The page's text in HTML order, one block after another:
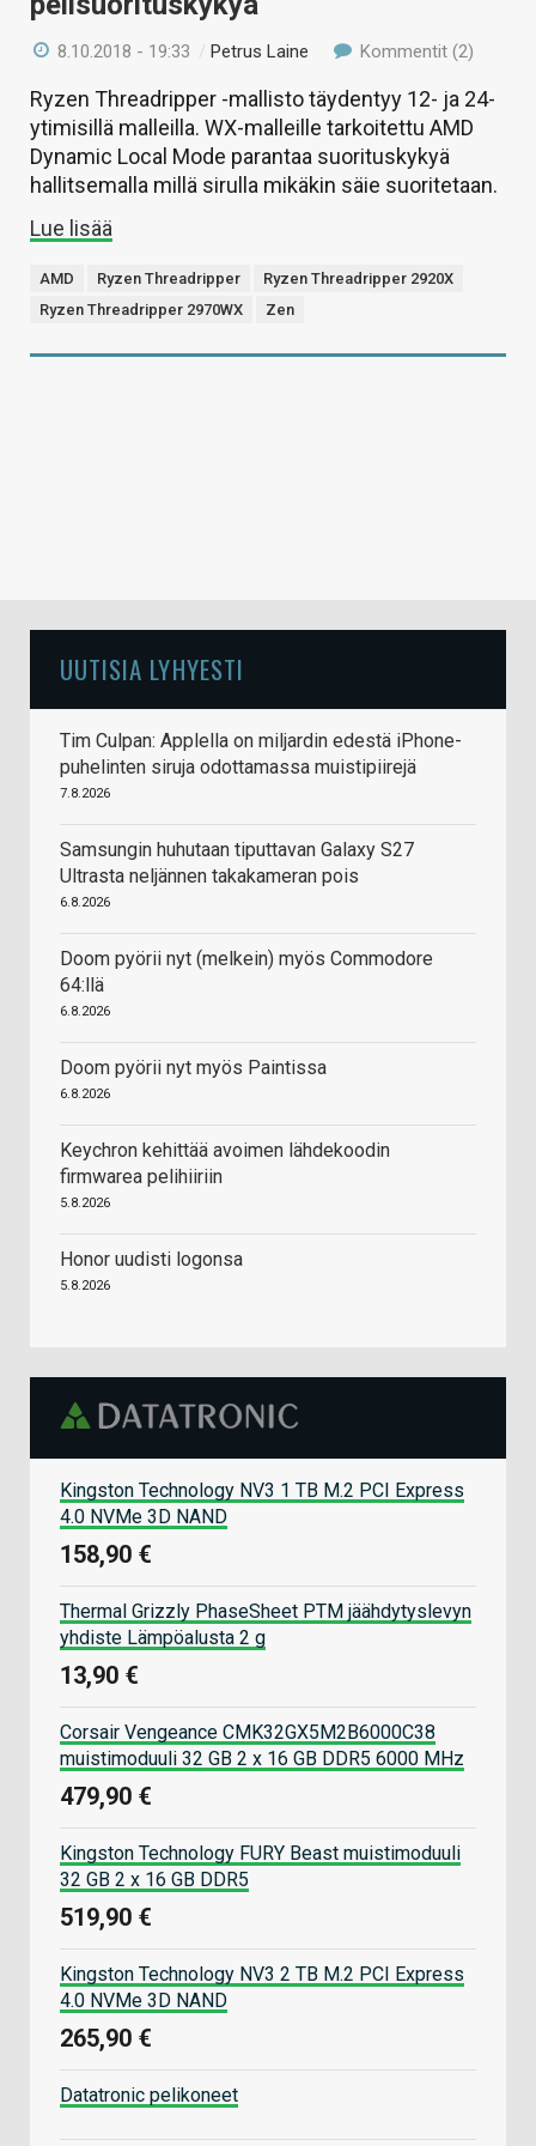
8.10.2018 - 19:33 / Petrus Laine Kommentit (2)
Ryzen Threadripper -mallisto täydentyy 12- ja 24-
ytimisillä malleilla. WX-malleille tarkoitettu AMD
Dynamic Local Mode parantaa suorituskykyä
hallitsemalla millä sirulla mikäkin säie suoritetaan.
Lue lisää
AMD Ryzen Threadripper
Ryzen Threadripper 2920X
Ryzen Threadripper 2970WX
Zen
UUTISIA LYHYESTI
Tim Culpan: Applella on miljardin edestä iPhone-
puhelinten siruja odottamassa muistipiirejä
7.8.2026
Samsungin huhutaan tiputtavan Galaxy S27
Ultrasta neljännen takakameran pois
6.8.2026
Doom pyörii nyt (melkein) myös Commodore
64:llä
6.8.2026
Doom pyörii nyt myös Paintissa
6.8.2026
Keychron kehittää avoimen lähdekoodin
firmwarea pelihiiriin
5.8.2026
Honor uudisti logonsa
5.8.2026
Kingston Technology NV3 1 TB M.2 PCI Express
4.0 NVMe 3D NAND
158,90 €
Thermal Grizzly PhaseSheet PTM jäähdytyslevyn
yhdiste Lämpöalusta 2 g
13,90 €
Corsair Vengeance CMK32GX5M2B6000C38
muistimoduuli 32 GB 2 x 16 GB DDR5 6000 MHz
479,90 €
Kingston Technology FURY Beast muistimoduuli
32 GB 2 x 16 GB DDR5
519,90 €
Kingston Technology NV3 2 TB M.2 PCI Express
4.0 NVMe 3D NAND
265,90 €
Datatronic pelikoneet